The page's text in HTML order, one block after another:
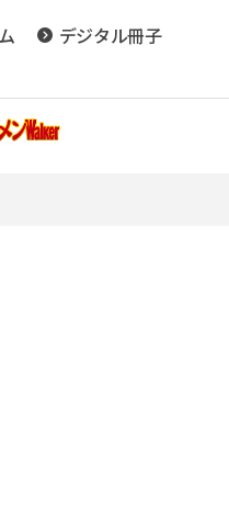
デジタル冊子